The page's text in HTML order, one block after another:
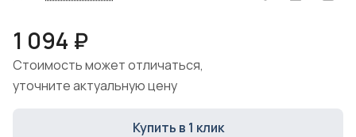
1 094 ₽
Стоимость может отличаться,
уточните актуальную цену
Купить в 1 клик